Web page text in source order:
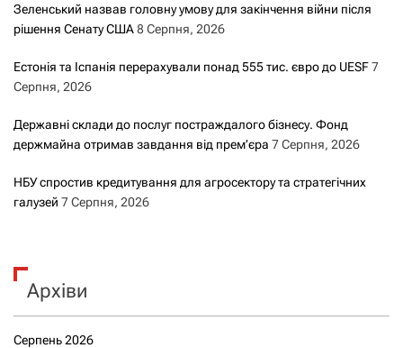
Зеленський назвав головну умову для закінчення війни після
рішення Сенату США8 Серпня, 2026
Естонія та Іспанія перерахували понад 555 тис. євро до UESF7
Серпня, 2026
Державні склади до послуг постраждалого бізнесу. Фонд
держмайна отримав завдання від прем’єра 7 Серпня, 2026
НБУ спростив кредитування для агросектору та стратегічних
галузей 7 Серпня, 2026
Архіви
Серпень 2026